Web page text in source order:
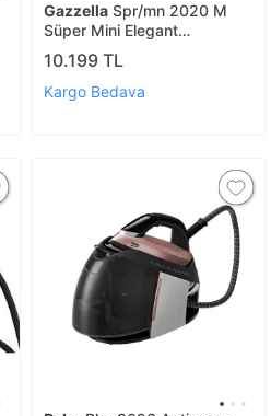
Gazzella Spr/mn 2020 M
Süper Mini Elegant
Manometreli* 1 Litre Buhar
Kazanlı Ütü
10.199 TL
Kargo Bedava